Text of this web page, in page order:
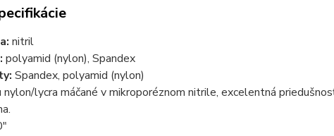
nitril
polyamid (nylon), Spandex
Spandex, polyamid (nylon)
lycra máčané v mikroporéznom nitrile, excelentná